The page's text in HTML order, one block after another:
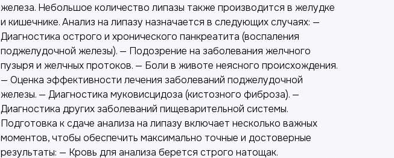
железа. Небольшое количество липазы также производится в желудке
и кишечнике. Анализ на липазу назначается в следующих случаях: —
Диагностика острого и хронического панкреатита (воспаления
поджелудочной железы). — Подозрение на заболевания желчного
пузыря и желчных протоков. — Боли в животе неясного происхождения.
— Оценка эффективности лечения заболеваний поджелудочной
железы. — Диагностика муковисцидоза (кистозного фиброза). —
Диагностика других заболеваний пищеварительной системы.
Подготовка к сдаче анализа на липазу включает несколько важных
моментов, чтобы обеспечить максимально точные и достоверные
результаты: — Кровь для анализа берется строго натощак.